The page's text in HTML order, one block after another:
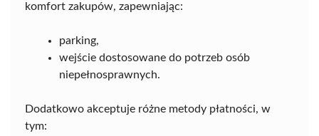
komfort zakupów, zapewniając:
parking,
wejście dostosowane do potrzeb osób
niepełnosprawnych.
Dodatkowo akceptuje różne metody płatności, w
tym: